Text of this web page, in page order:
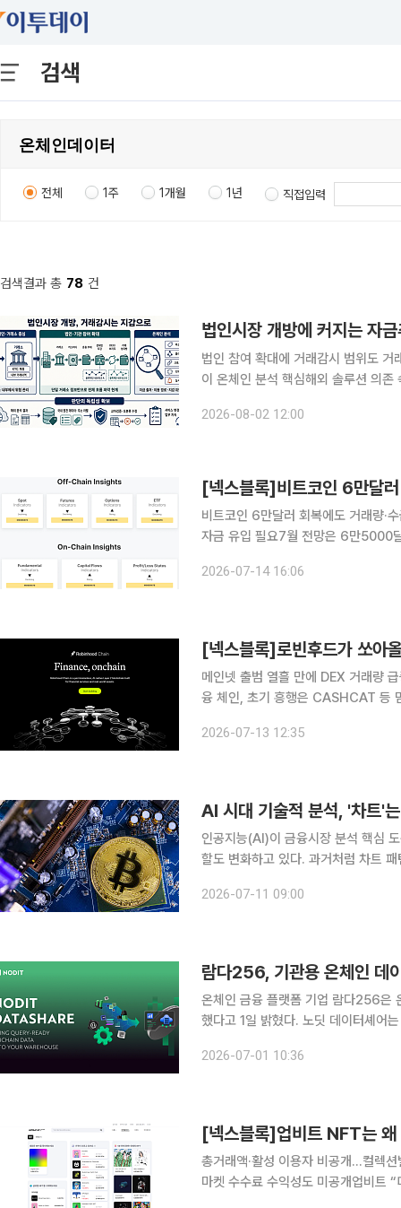
검색
전체 1주 1개월 1년 직접입력
검색결과 총 78 건
법인 참여 확대에 거래감시 범위도 거
이 온체인 분석 핵심해외 솔루션 의존 속 국내
어질 전망이다. 기관과 커스터디(수
2026-08-02 12:00
비트코인 6만달러 회복에도 거래량·
자금 유입 필요7월 전망은 6만5000달러에
있다. 현물 거래량과 온체인 활동의
2026-07-14 16:06
[넥스블록]로빈후드가 쏘아
메인넷 출범 열흘 만에 DEX 거래량
융 체인, 초기 흥행은 CASHCAT 등
전 같지 않은 가운데, 로빈후드
2026-07-13 12:35
AI 시대 기술적 분석, '차트'
인공지능(AI)이 금융시장 분석 핵심
할도 변화하고 있다. 과거처럼 차트
근 발간한 'AI 시대의 기술적 분석: 차
2026-07-11 09:00
람다256, 기관용 온체인 데
온체인 금융 플랫폼 기업 람다256은
했다고 1일 밝혔다. 노딧 데이터셰어는 블록체인 원천 데이터를 검증·정규화한 뒤 고객의 클라우드
2026-07-01 10:36
총거래액·활성 이용자 비공개…컬렉
마켓 수수료 수익성도 미공개업비트